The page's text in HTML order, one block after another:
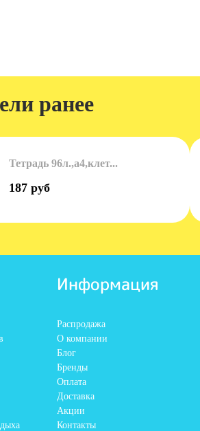
ранее
Тетрадь 96л.,а4,клет...
187 руб
Информация
Распродажа
О компании
Блог
Бренды
Оплата
Доставка
Акции
Контакты